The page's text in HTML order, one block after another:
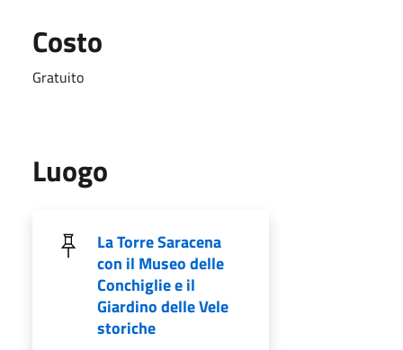
Costo
Gratuito
Luogo
La Torre Saracena
con il Museo delle
Conchiglie e il
Giardino delle Vele
storiche